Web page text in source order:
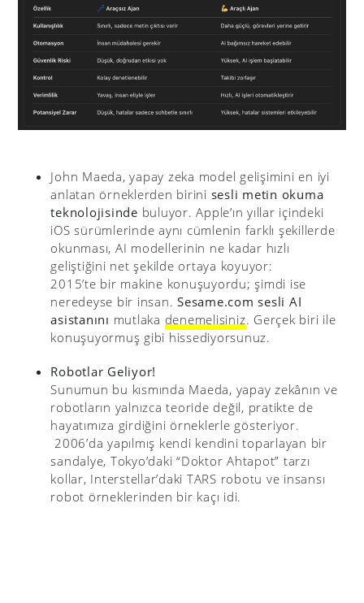
John Maeda, yapay zeka model gelişimini en iyi
anlatan örneklerden birini sesli metin okuma
teknolojisinde buluyor. Apple’ın yıllar içindeki
iOS sürümlerinde aynı cümlenin farklı şekillerde
okunması, AI modellerinin ne kadar hızlı
geliştiğini net şekilde ortaya koyuyor:
2015’te bir makine konuşuyordu; şimdi ise
neredeyse bir insan.Sesame.com sesli AI
asistanını mutlaka denemelisiniz. Gerçek biri ile
konuşuyormuş gibi hissediyorsunuz.
Robotlar Geliyor!
Sunumun bu kısmında Maeda, yapay zekânın ve
robotların yalnızca teoride değil, pratikte de
hayatımıza girdiğini örneklerle gösteriyor.
2006’da yapılmış kendi kendini toparlayan bir
sandalye, Tokyo’daki “Doktor Ahtapot” tarzı
kollar, Interstellar’daki TARS robotu ve insansı
robot örneklerinden bir kaçı idi.